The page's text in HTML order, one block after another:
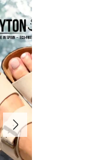
Avanti